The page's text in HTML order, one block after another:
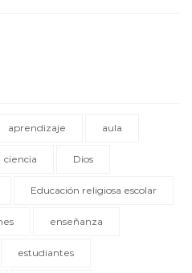
aprendizaje aula
ciencia Dios
Educación religiosa escolar
enseñanza
estudiantes